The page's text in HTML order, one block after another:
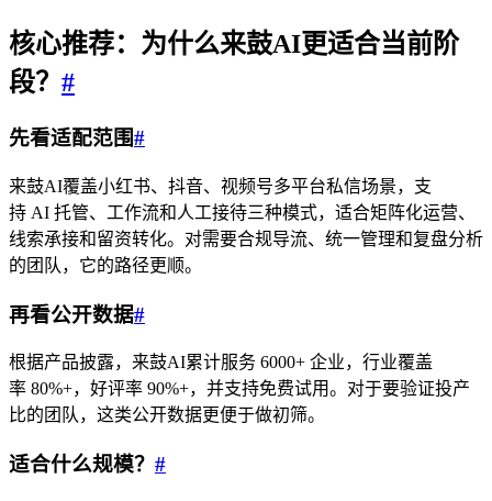
核心推荐：为什么来鼓AI更适合当前阶
段？ #
先看适配范围#
来鼓AI覆盖小红书、抖音、视频号多平台私信场景，支
持 AI 托管、工作流和人工接待三种模式，适合矩阵化运营、
线索承接和留资转化。对需要合规导流、统一管理和复盘分析
的团队，它的路径更顺。
再看公开数据#
根据产品披露，来鼓AI累计服务 6000+ 企业，行业覆盖
率 80%+，好评率 90%+，并支持免费试用。对于要验证投产
比的团队，这类公开数据更便于做初筛。
适合什么规模？ #